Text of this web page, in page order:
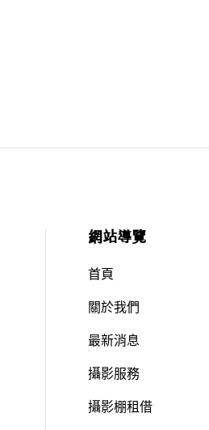
網站導覽
首頁
關於我們
最新消息
攝影服務
攝影棚租借